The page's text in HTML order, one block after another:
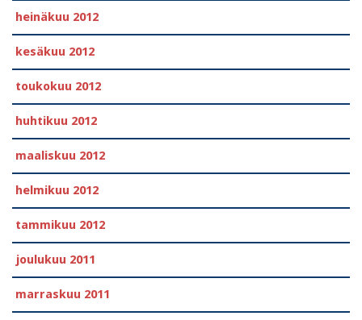
heinäkuu 2012
kesäkuu 2012
toukokuu 2012
huhtikuu 2012
maaliskuu 2012
helmikuu 2012
tammikuu 2012
joulukuu 2011
marraskuu 2011